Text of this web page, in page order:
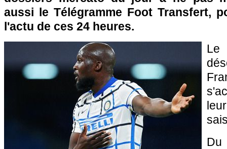
aussi le Télégramme Foot Transfert,
l'actu de ces 24 heures.